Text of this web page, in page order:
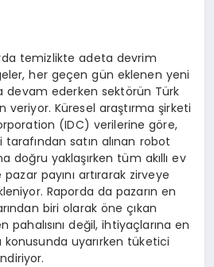
temizlikte adeta devrim
her geçen gün eklenen yeni
devam ederken sektörün Türk
veriyor. Küresel araştırma şirketi
(IDC) verilerine göre,
satın alınan robot
doğru yaklaşırken tüm akıllı ev
payını artırarak zirveye
Raporda da pazarın en
biri olarak öne çıkan
değil, ihtiyaçlarına en
uyarırken tüketici